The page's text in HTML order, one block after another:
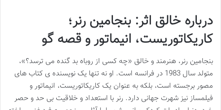
درباره خالق اثر: بنجامین رنر؛
کاریکاتوریست، انیماتور و قصه گو
بنجامین رنر، هنرمند و خالق «چه کسی از روباه بد گنده می ترسد؟»،
متولد سال 1983 در فرانسه است. او نه تنها یک نویسنده ی کتاب های
مصور برجسته است، بلکه به عنوان یک کاریکاتوریست، انیماتور و
فیلمساز نیز شهرت جهانی دارد. رنر با استعداد و خلاقیت بی حد و حصر